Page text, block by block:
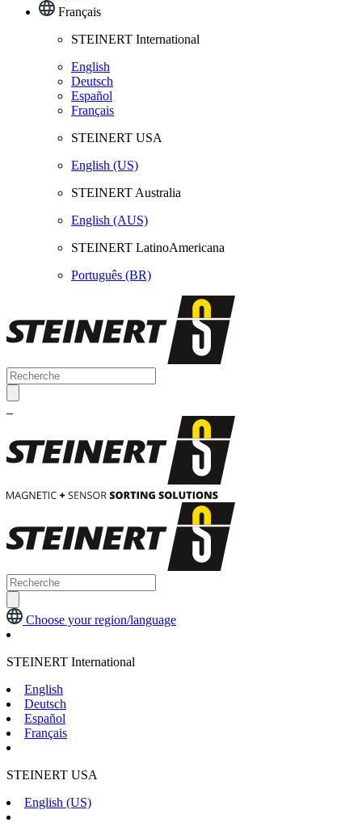
Français
STEINERT International
English
Deutsch
Español
Français
STEINERT USA
English (US)
STEINERT Australia
English (AUS)
STEINERT LatinoAmericana
Português (BR)
Choose your region/language
STEINERT International
English
Deutsch
Español
Français
STEINERT USA
English (US)